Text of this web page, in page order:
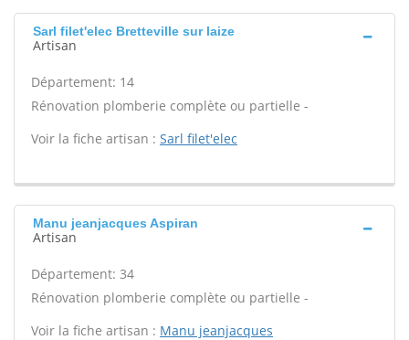
Sarl filet'elec Bretteville sur laize
Artisan
Département: 14
Rénovation plomberie complète ou partielle -
Voir la fiche artisan : Sarl filet'elec
Manu jeanjacques Aspiran
Artisan
Département: 34
Rénovation plomberie complète ou partielle -
Voir la fiche artisan : Manu jeanjacques